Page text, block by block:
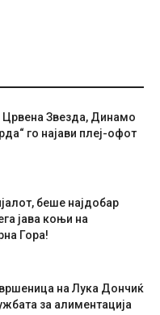
Црвена Звезда, Динамо
го најави плеј-офот
беше најдобар
јава коњи на
Гора!
на Лука Дончиќ
за алиментација